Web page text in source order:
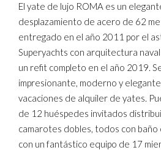
El yate de lujo ROMA es un
desplazamiento de acero de 62
entregado en el año 2011 por el
Superyachts con arquitectura
un refit completo en el año 2019.
impresionante, moderno y
vacaciones de alquiler de yates.
de 12 huéspedes invitados
camarotes dobles, todos con baño
con un fantástico equipo de 17